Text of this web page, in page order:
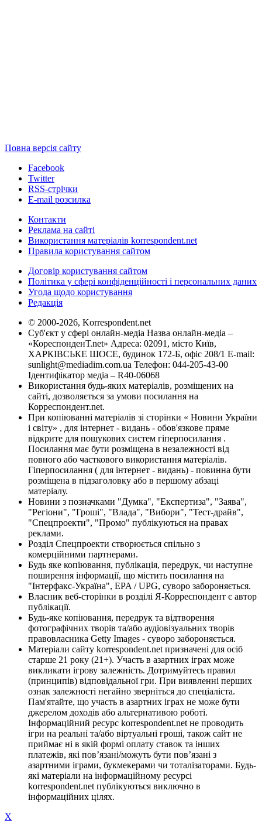
Повна версія сайту
Facebook
Twitter
RSS-стрічки
E-mail розсилка
Контакти
Реклама на сайті
Використання матеріалів korrespondent.net
Правила користування сайтом
Договір користування сайтом
Політика у сфері конфіденційності і персональних даних
Угода щодо користування
Редакція
© 2000-2026, Korrespondent.net
Суб'єкт у сфері онлайн-медіа Назва онлайн-медіа –
«КореспонденТ.net» Адреса: 02091, місто Київ,
ХАРКІВСЬКЕ ШОСЕ, будинок 172-Б, офіс 208/1 E-mail:
sunlight@mediadim.com.ua Телефон: 044-205-43-00
Ідентифікатор медіа – R40-06068
Використання будь-яких матеріалів, розміщених на
сайті, дозволяється за умови посилання на
Корреспондент.net.
При копіюванні матеріалів зі сторінки « Новини України
і світу» , для інтернет - видань - обов'язкове пряме
відкрите для пошукових систем гіперпосилання .
Посилання має бути розміщена в незалежності від
повного або часткового використання матеріалів.
Гіперпосилання ( для інтернет - видань) - повинна бути
розміщена в підзаголовку або в першому абзаці
матеріалу.
Новини з позначками "Думка", "Експертиза", "Заява",
"Регіони", "Гроші", "Влада", "Вибори", "Тест-драйв",
"Спецпроекти", "Промо" публікуються на правах
реклами.
Розділ Спецпроекти створюється спільно з
комерційними партнерами.
Будь яке копіювання, публікація, передрук, чи наступне
поширення інформації, що містить посилання на
"Інтерфакс-Україна", EPA / UPG, суворо забороняється.
Власник веб-сторінки в розділі Я-Корреспондент є автор
публікації.
Будь-яке копіювання, передрук та відтворення
фотографічних творів та/або аудіовізуальних творів
правовласника Getty Images - суворо забороняється.
Матеріали сайту korrespondent.net призначені для осіб
старше 21 року (21+). Участь в азартних іграх може
викликати ігрову залежність. Дотримуйтесь правил
(принципів) відповідальної гри. При виявленні перших
ознак залежності негайно зверніться до спеціаліста.
Пам'ятайте, що участь в азартних іграх не може бути
джерелом доходів або альтернативою роботі.
Інформаційний ресурс korrespondent.net не проводить
ігри на реальні та/або віртуальні гроші, також сайт не
приймає ні в якій формі оплату ставок та інших
платежів, які пов’язані/можуть бути пов’язані з
азартними іграми, букмекерами чи тоталізаторами. Будь-
які матеріали на інформаційному ресурсі
korrespondent.net публікуються виключно в
інформаційних цілях.
X